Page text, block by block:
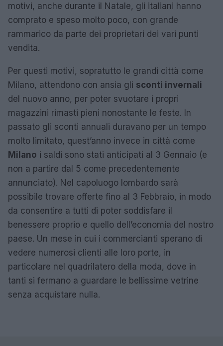
motivi, anche durante il Natale, gli italiani hanno
comprato e speso molto poco, con grande
rammarico da parte dei proprietari dei vari punti
vendita.
Per questi motivi, sopratutto le grandi città come
Milano, attendono con ansia gli sconti invernali
del nuovo anno, per poter svuotare i propri
magazzini rimasti pieni nonostante le feste. In
passato gli sconti annuali duravano per un tempo
molto limitato, quest’anno invece in città come
Milano i saldi sono stati anticipati al 3 Gennaio (e
non a partire dal 5 come precedentemente
annunciato). Nel capoluogo lombardo sarà
possibile trovare offerte fino al 3 Febbraio, in modo
da consentire a tutti di poter soddisfare il
benessere proprio e quello dell’economia del nostro
paese. Un mese in cui i commercianti sperano di
vedere numerosi clienti alle loro porte, in
particolare nel quadrilatero della moda, dove in
tanti si fermano a guardare le bellissime vetrine
senza acquistare nulla.